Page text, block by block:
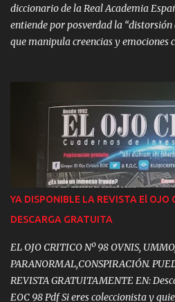
diccionario de la Real Academia
entiende por posverdad la
que manipula creencias y emociones
mentira emotiva se ha traspolado a
comercio, el derecho… y el misterio.
distorsión deliberada de la realidad,
objetivos tienen menos influencia
emociones y a las creencias
vivimos rodeados de mentiras no es
preferentes a Milli Vanilli, pasando
Andalucía, las fake news, etc. Nos
la mentira. En los últ...
YA DISPONIBLE LA REVISTA El OJO
DESCARGA GRATUITA
EL OJO CRITICO Nº 98 OVNIS,
PARANORMAL,CONSPIRACIÓN.
REVISTA GRATUITAMENTE EN:
EOC 98 Pdf Si eres coleccionista y